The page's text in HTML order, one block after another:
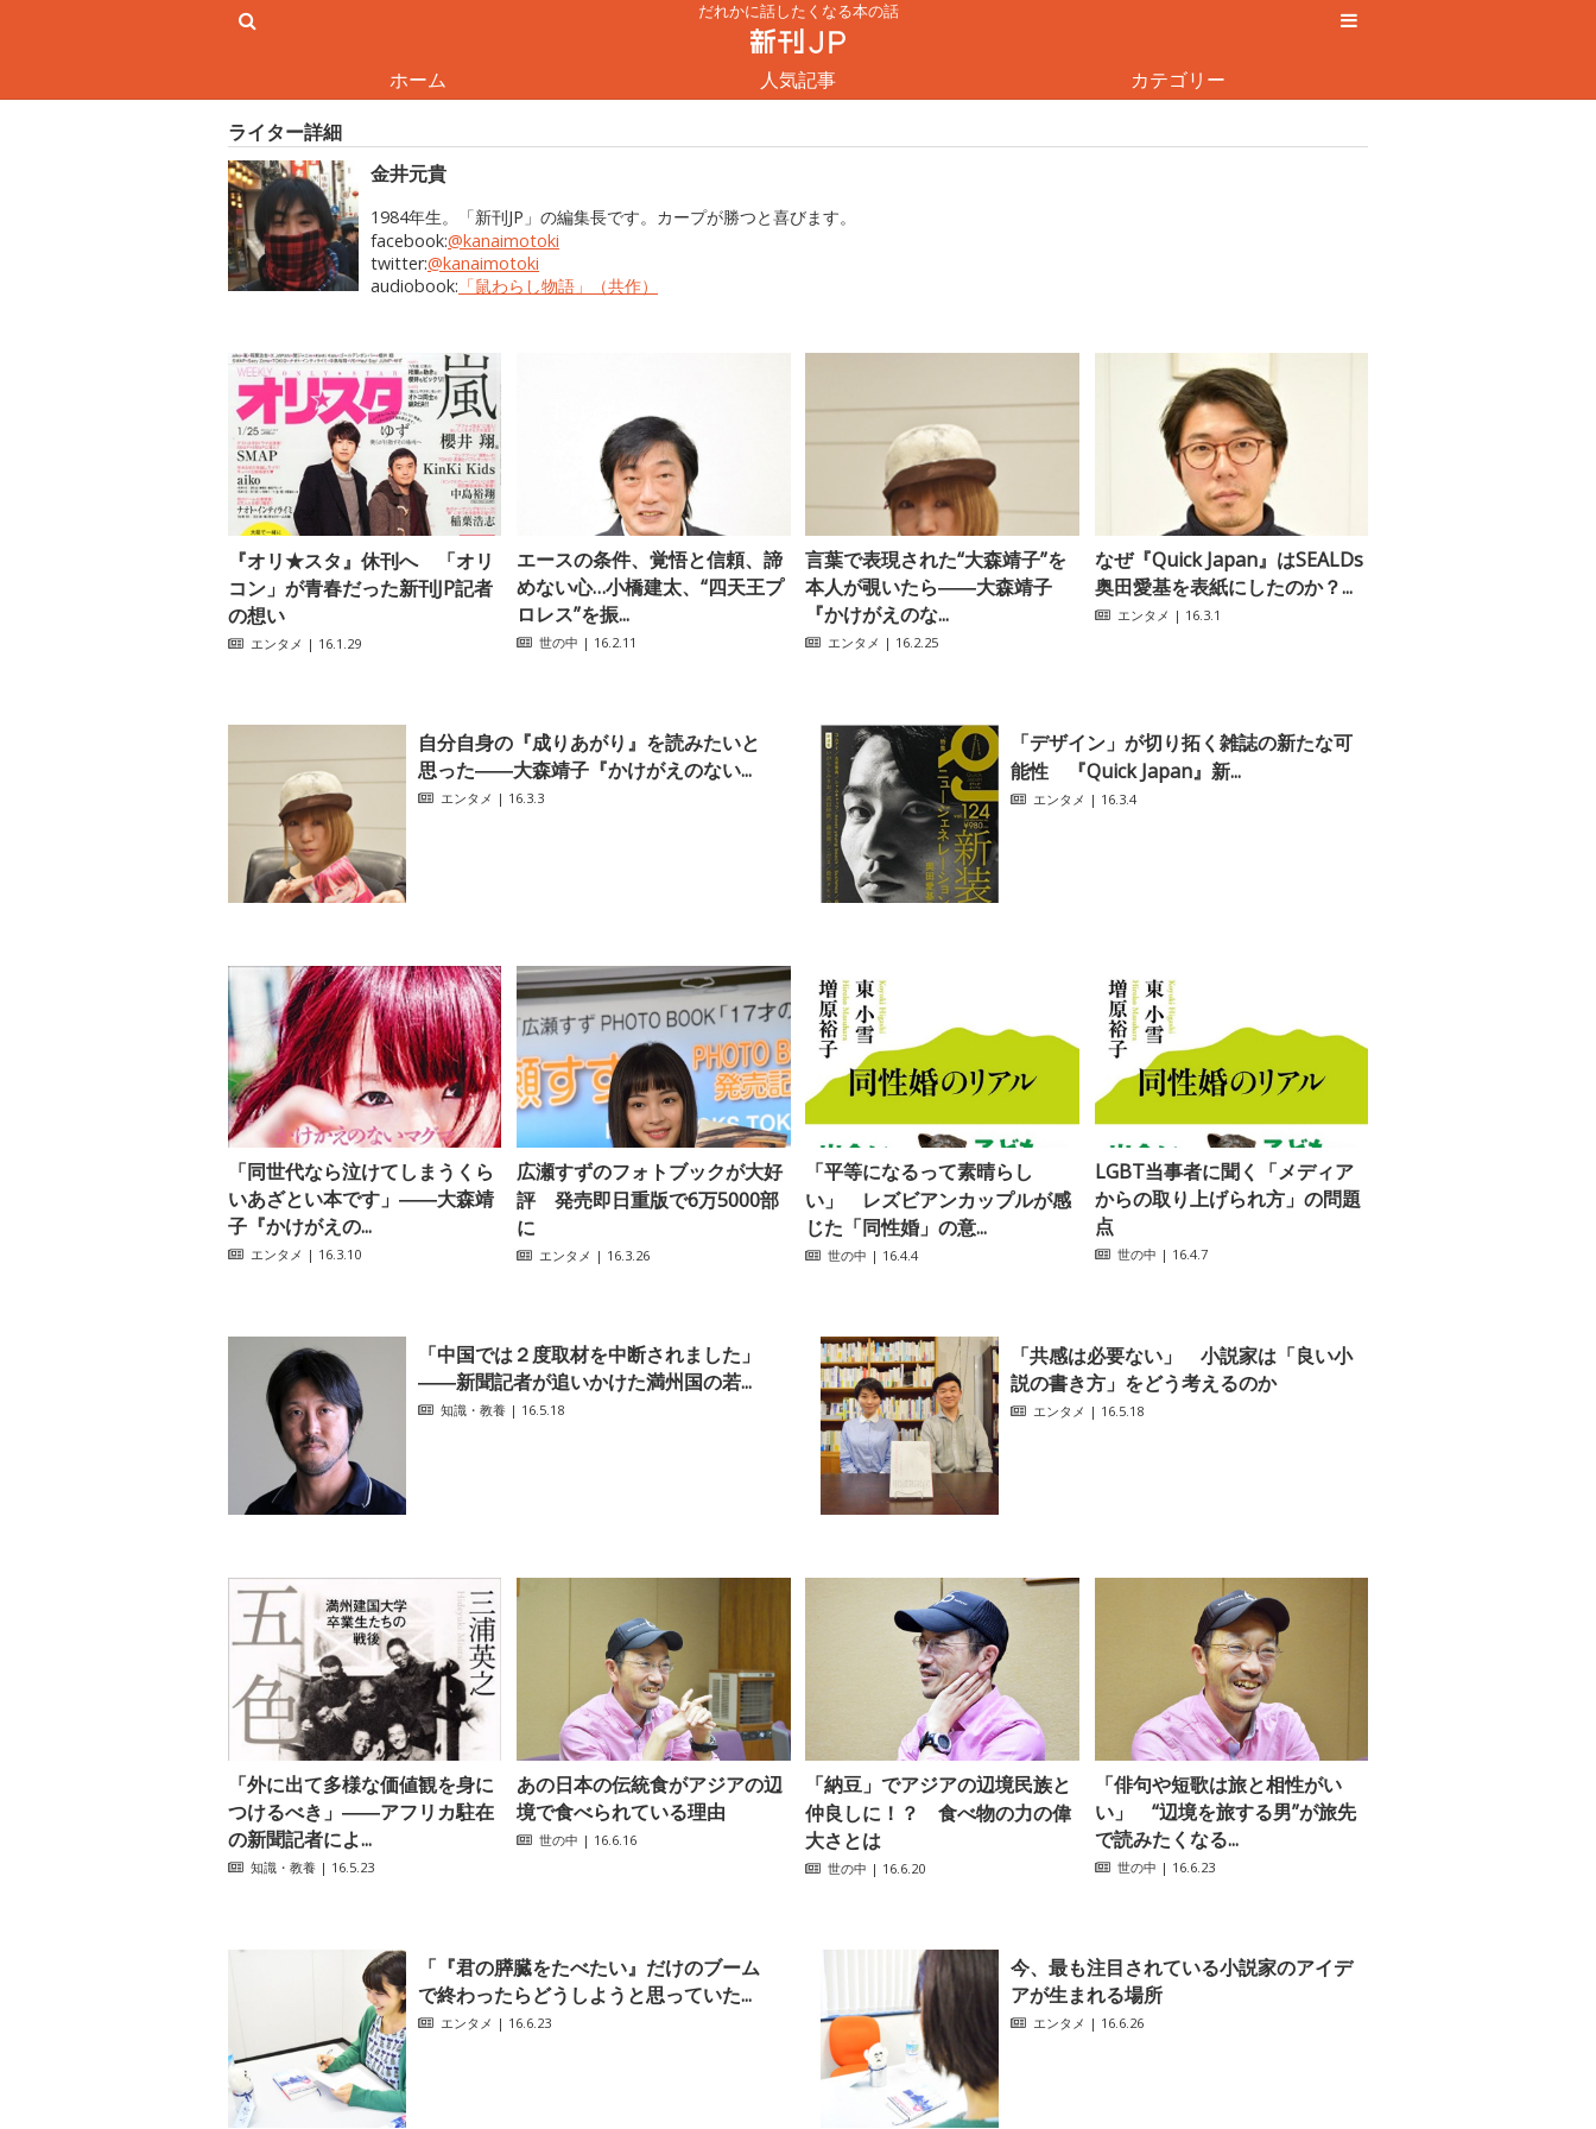
だれかに話したくなる本の話
ホーム 人気記事 カテゴリー
ライター詳細
金井元貴
1984年生。「新刊JP」の編集長です。カープが勝つと喜びます。
facebook:@kanaimotoki
twitter:@kanaimotoki
audiobook: 「鼠わらし物語」（共作）
『オリ★スタ』休刊へ 「オリ
コン」が青春だった新刊JP記者
の想い
エンタメ | 16.1.29
エースの条件、覚悟と信頼、諦
めない心…小橋建太、“四天王プ
ロレス”を振...
世の中 | 16.2.11
言葉で表現された“大森靖子”を
本人が覗いたら――大森靖子
『かけがえのな...
エンタメ | 16.2.25
なぜ『Quick Japan』はSEALDs
奥田愛基を表紙にしたのか？...
エンタメ | 16.3.1
自分自身の『成りあがり』を読みたいと
思った――大森靖子『かけがえのない...
エンタメ | 16.3.3
「デザイン」が切り拓く雑誌の新たな可
能性 『Quick Japan』新...
エンタメ | 16.3.4
「同世代なら泣けてしまうくら
いあざとい本です」――大森靖
子『かけがえの...
エンタメ | 16.3.10
広瀬すずのフォトブックが大好
評 発売即日重版で6万5000部
に
エンタメ | 16.3.26
「平等になるって素晴らし
い」 レズビアンカップルが感
じた「同性婚」の意...
世の中 | 16.4.4
LGBT当事者に聞く「メディア
からの取り上げられ方」の問題
点
世の中 | 16.4.7
「中国では２度取材を中断されました」
――新聞記者が追いかけた満州国の若...
知識・教養 | 16.5.18
「共感は必要ない」 小説家は「良い小
説の書き方」をどう考えるのか
エンタメ | 16.5.18
「外に出て多様な価値観を身に
つけるべき」――アフリカ駐在
の新聞記者によ...
知識・教養 | 16.5.23
あの日本の伝統食がアジアの辺
境で食べられている理由
世の中 | 16.6.16
「納豆」でアジアの辺境民族と
仲良しに！？ 食べ物の力の偉
大さとは
世の中 | 16.6.20
「俳句や短歌は旅と相性がい
い」 “辺境を旅する男”が旅先
で読みたくなる...
世の中 | 16.6.23
「『君の膵臓をたべたい』だけのブーム
で終わったらどうしようと思っていた...
エンタメ | 16.6.23
今、最も注目されている小説家のアイデ
アが生まれる場所
エンタメ | 16.6.26